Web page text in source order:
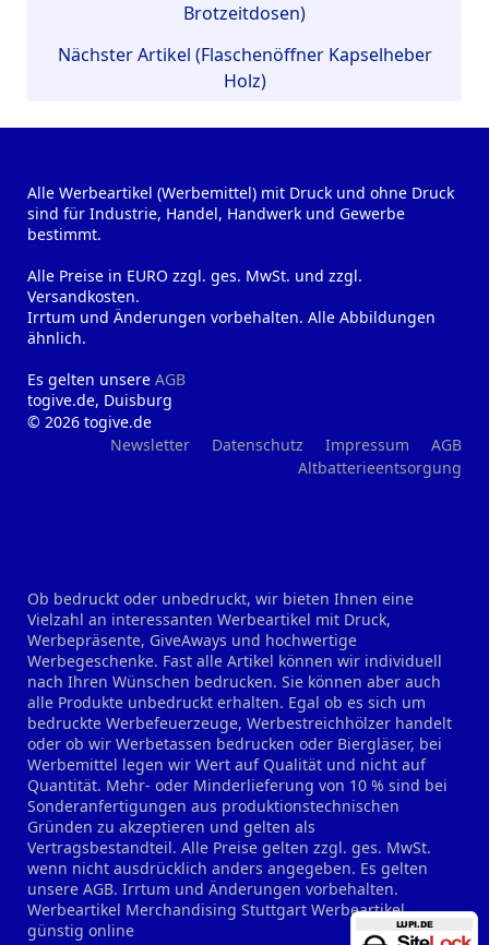
Brotzeitdosen)
Nächster Artikel (Flaschenöffner Kapselheber
Holz)
Alle Werbeartikel (Werbemittel) mit Druck und ohne Druck
sind für Industrie, Handel, Handwerk und Gewerbe
bestimmt.
Alle Preise in EURO zzgl. ges. MwSt. und zzgl.
Versandkosten.
Irrtum und Änderungen vorbehalten. Alle Abbildungen
ähnlich.
Es gelten unsere AGB
togive.de, Duisburg
© 2026 togive.de
Newsletter
Datenschutz Impressum
AGB
Altbatterieentsorgung
Ob bedruckt oder unbedruckt, wir bieten Ihnen eine
Vielzahl an interessanten Werbeartikel mit Druck,
Werbepräsente, GiveAways und hochwertige
Werbegeschenke. Fast alle Artikel können wir individuell
nach Ihren Wünschen bedrucken. Sie können aber auch
alle Produkte unbedruckt erhalten. Egal ob es sich um
bedruckte Werbefeuerzeuge, Werbestreichhölzer handelt
oder ob wir Werbetassen bedrucken oder Biergläser, bei
Werbemittel legen wir Wert auf Qualität und nicht auf
Quantität. Mehr- oder Minderlieferung von 10 % sind bei
Sonderanfertigungen aus produktionstechnischen
Gründen zu akzeptieren und gelten als
Vertragsbestandteil. Alle Preise gelten zzgl. ges. MwSt.
wenn nicht ausdrücklich anders angegeben. Es gelten
unsere AGB. Irrtum und Änderungen vorbehalten.
Werbeartikel Merchandising Stuttgart Werbeartikel
günstig online